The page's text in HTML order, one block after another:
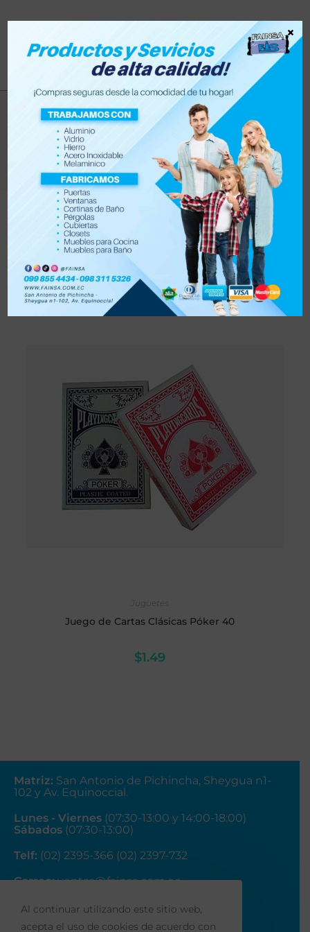
cartas
Productos > cartas
Filtrar
Orden por defecto
Juguetes
Juego de Cartas Clásicas Póker 40
$1.49
Matriz: San Antonio de Pichincha, Sheygua n1-
102 y Av. Equinoccial.
Lunes - Viernes (07:30-13:00 y 14:00-18:00)
Sábados (07:30-13:00)
Telf: (02) 2395-366 (02) 2397-732
Correo:ventas@fainsa.com.ec
×
Al continuar utilizando este sitio web,
acepta el uso de cookies de acuerdo con